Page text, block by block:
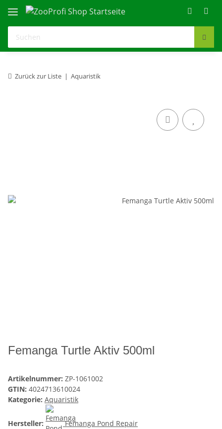
Zurück zur Liste Aquaristik
Femanga Turtle Aktiv 500ml
Artikelnummer: ZP-1061002
GTIN: 4024713610024
Kategorie: Aquaristik
Hersteller: Femanga Pond Repair